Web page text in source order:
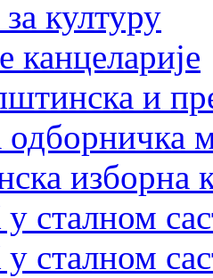
културу
канцеларије
и
изборна
сталном
сталном